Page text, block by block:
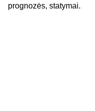
prognozės, statymai.